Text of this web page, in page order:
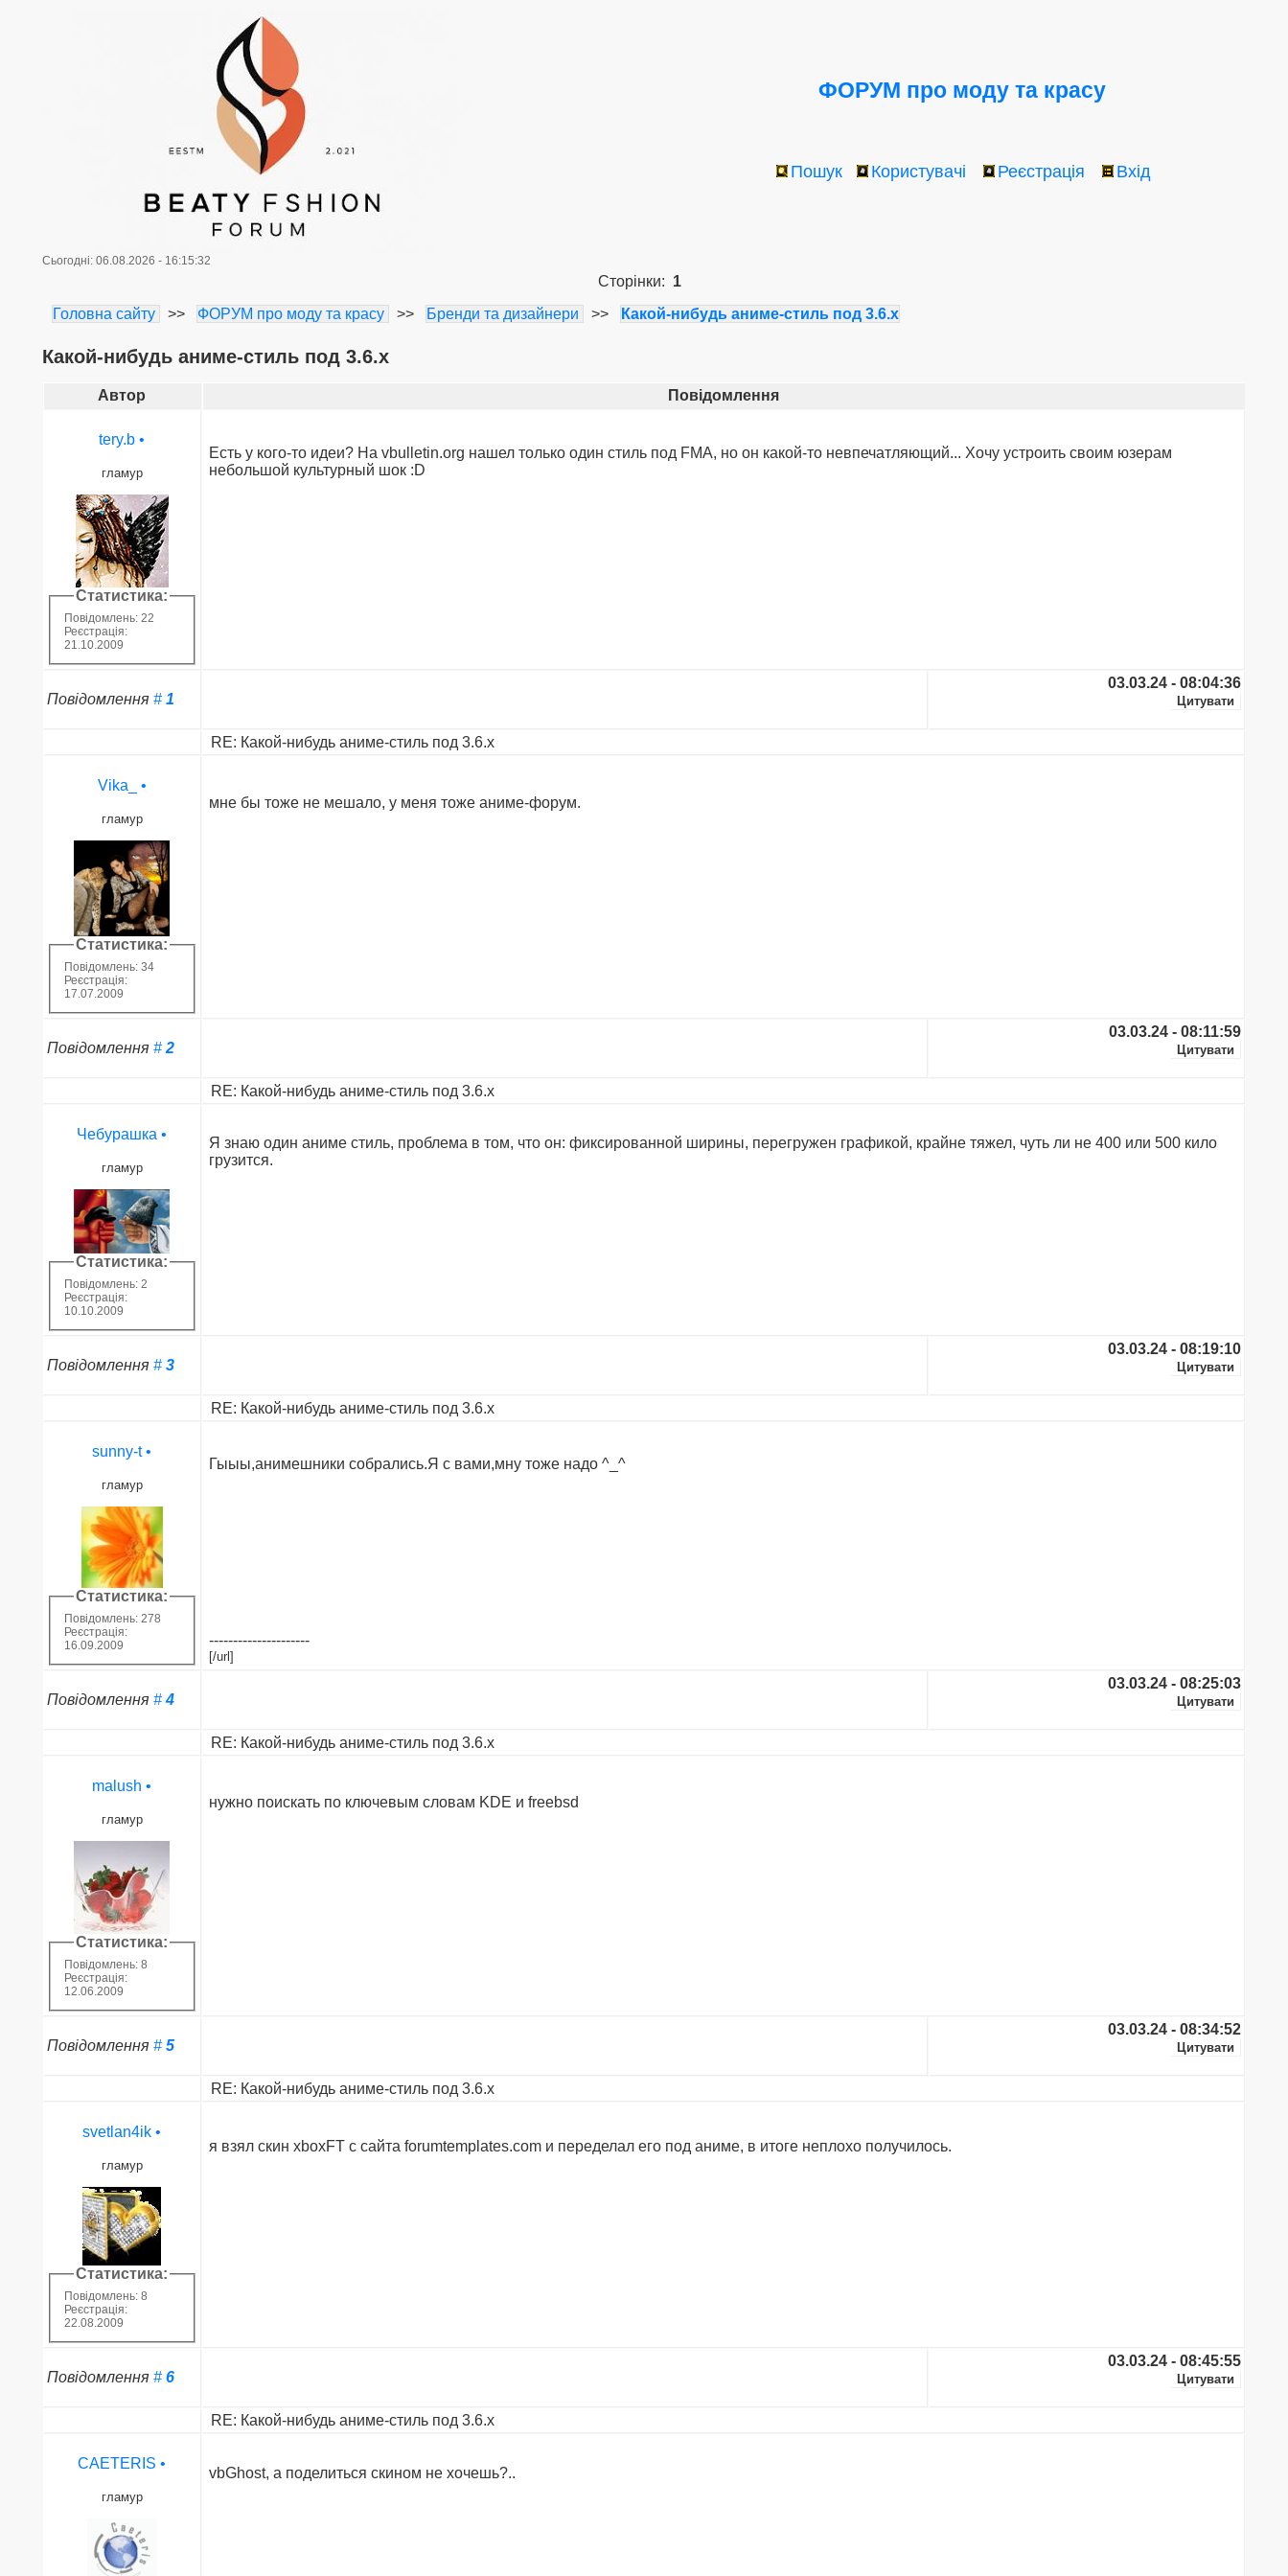
ФОРУМ про моду та красу
Пошук Користувачі Реєстрація Вхід
Сьогодні: 06.08.2026 - 16:15:32
Сторінки: 1
Головна сайту
>> ФОРУМ про моду та красу >> Бренди та дизайнери >> Какой-нибудь аниме-стиль под 3.6.х
Какой-нибудь аниме-стиль под 3.6.х
Автор Повідомлення
tery.b •
гламур
Статистика:
Повідомлень: 22
Реєстрація:
21.10.2009
Есть у кого-то идеи? На vbulletin.org нашел только один стиль под FMA, но он какой-то невпечатляющий... Хочу устроить своим юзерам
небольшой культурный шок :D
Повідомлення # 1
03.03.24 - 08:04:36
RE: Какой-нибудь аниме-стиль под 3.6.х
Vika_ •
гламур
Статистика:
Повідомлень: 34
Реєстрація:
17.07.2009
мне бы тоже не мешало, у меня тоже аниме-форум.
Повідомлення # 2
03.03.24 - 08:11:59
RE: Какой-нибудь аниме-стиль под 3.6.х
Чебурашка •
гламур
Статистика:
Повідомлень: 2
Реєстрація:
10.10.2009
Я знаю один аниме стиль, проблема в том, что он: фиксированной ширины, перегружен графикой, крайне тяжел, чуть ли не 400 или 500 кило
грузится.
Повідомлення # 3
03.03.24 - 08:19:10
RE: Какой-нибудь аниме-стиль под 3.6.х
sunny-t •
гламур
Статистика:
Повідомлень: 278
Реєстрація:
16.09.2009
Гыыы,анимешники собрались.Я с вами,мну тоже надо ^_^
---------------------
[/url]
Повідомлення #4
03.03.24 - 08:25:03
RE: Какой-нибудь аниме-стиль под 3.6.х
malush •
гламур
Статистика:
Повідомлень: 8
Реєстрація:
12.06.2009
нужно поискать по ключевым словам KDE и freebsd
Повідомлення # 5
03.03.24 - 08:34:52
RE: Какой-нибудь аниме-стиль под 3.6.х
svetlan4ik •
гламур
Статистика:
Повідомлень: 8
Реєстрація:
22.08.2009
я взял скин xboxFT с сайта forumtemplates.com и переделал его под аниме, в итоге неплохо получилось.
Повідомлення # 6
03.03.24 - 08:45:55
RE: Какой-нибудь аниме-стиль под 3.6.х
CAETERIS •
гламур
vbGhost, а поделиться скином не хочешь?..